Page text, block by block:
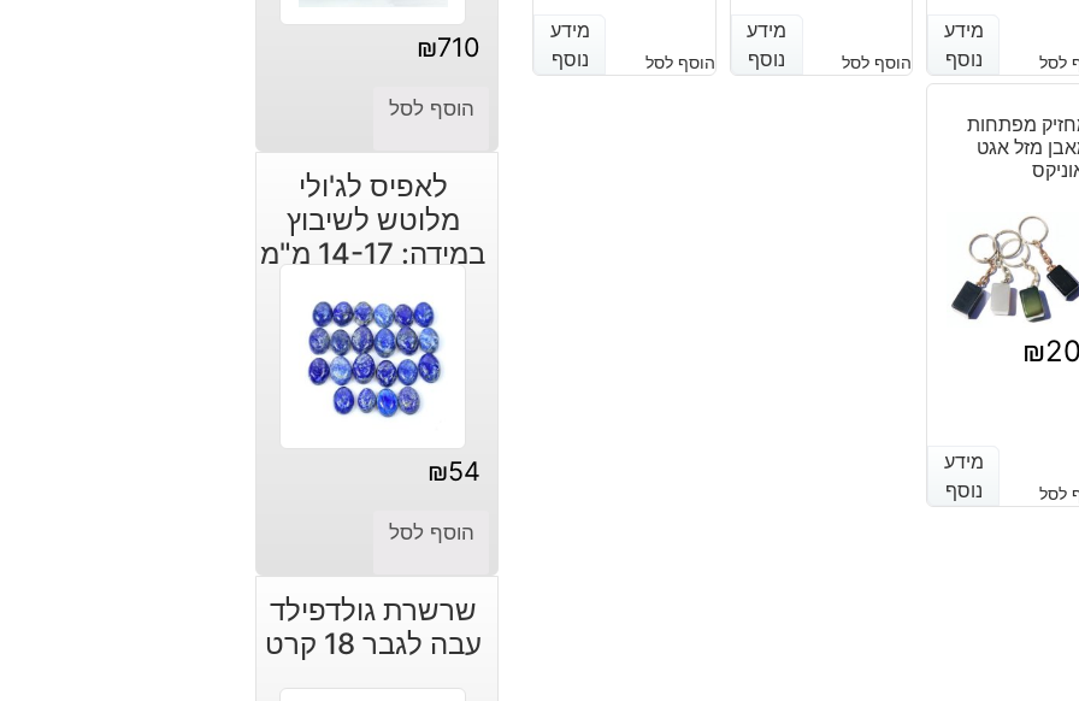
מידע
נוסף
לסל
מידע
נוסף
מידע
נוסף
הוסף לסל
מידע
נוסף
מידע
נוסף
הוסף לסל
מידע
נוסף
מפתחות
מזל אגט
₪20
מידע
נוסף
לסל
מידע
נוסף
₪710
הוסף לסל
לאפיס לג'ולי
מלוטש לשיבוץ
במידה: 14-17 מ"מ
₪54
הוסף לסל
שרשרת גולדפילד
עבה לגבר 18 קרט